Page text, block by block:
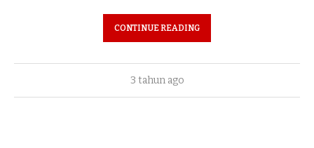
CONTINUE READING
3 tahun ago